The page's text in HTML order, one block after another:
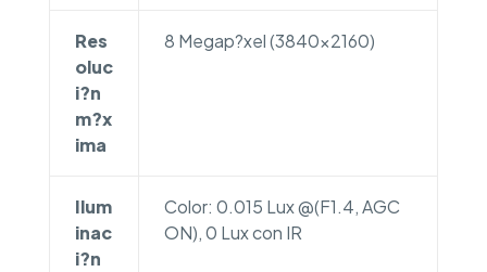
Res
oluc
i?n
m?x
ima
8 Megap?xel (3840×2160)
Ilum
inac
i?n
Color: 0.015 Lux @(F1.4, AGC
ON), 0 Lux con IR